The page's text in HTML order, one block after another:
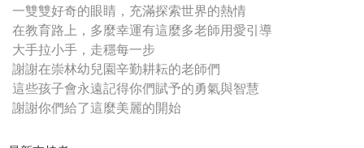
一雙雙好奇的眼睛，充滿探索世界的熱情
在教育路上，多麼幸運有這麼多老師用愛引導
大手拉小手，走穩每一步
謝謝在崇林幼兒園辛勤耕耘的老師們
這些孩子會永遠記得你們賦予的勇氣與智慧
謝謝你們給了這麼美麗的開始